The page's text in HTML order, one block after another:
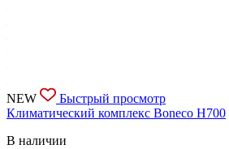
NEW
Быстрый просмотр
Климатический комплекс Boneco H700
В наличии